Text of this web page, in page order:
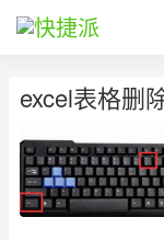
excel表格删